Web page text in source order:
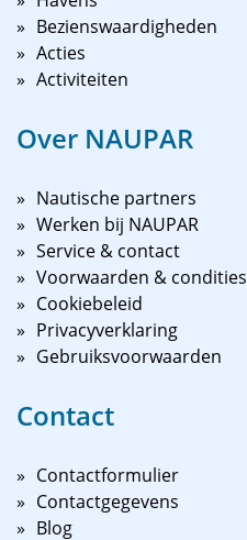
Bezienswaardigheden
Acties
Activiteiten
Over NAUPAR
Nautische partners
Werken bij NAUPAR
Service & contact
Voorwaarden & condities
Cookiebeleid
Privacyverklaring
Gebruiksvoorwaarden
Contact
Contactformulier
Contactgegevens
Blog